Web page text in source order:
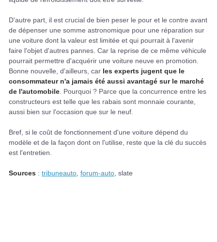
D'autre part, il est crucial de bien peser le pour et le contre avant
de dépenser une somme astronomique pour une réparation sur
une voiture dont la valeur est limitée et qui pourrait à l'avenir
faire l'objet d'autres pannes. Car la reprise de ce même véhicule
pourrait permettre d'acquérir une voiture neuve en promotion.
Bonne nouvelle, d'ailleurs, car les experts jugent que le
consommateur n'a jamais été aussi avantagé sur le marché
de l'automobile . Pourquoi ? Parce que la concurrence entre les
constructeurs est telle que les rabais sont monnaie courante,
aussi bien sur l'occasion que sur le neuf.
Bref, si le coût de fonctionnement d'une voiture dépend du
modèle et de la façon dont on l'utilise, reste que la clé du succès
est l'entretien.
Sources : tribuneauto forum-auto , slate